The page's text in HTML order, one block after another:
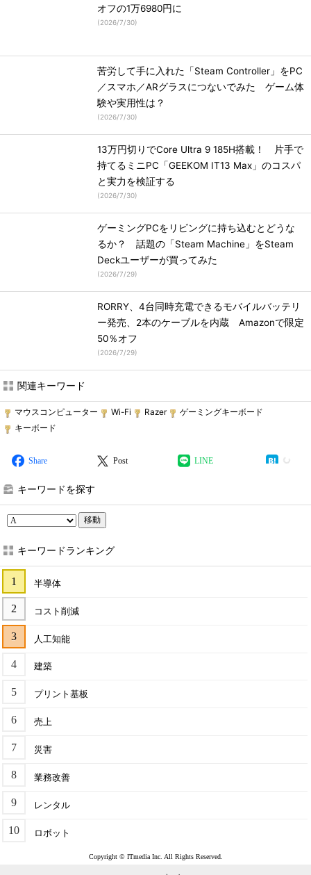
オフの1万6980円に
(2026/7/30)
苦労して手に入れた「Steam Controller」をPC
／スマホ／ARグラスにつないでみた ゲーム体
験や実用性は？
(2026/7/30)
13万円切りでCore Ultra 9 185H搭載！ 片手で
持てるミニPC「GEEKOM IT13 Max」のコスパ
と実力を検証する
(2026/7/30)
ゲーミングPCをリビングに持ち込むとどうな
るか？ 話題の「Steam Machine」をSteam
Deckユーザーが買ってみた
(2026/7/29)
RORRY、4台同時充電できるモバイルバッテリ
ー発売、2本のケーブルを内蔵 Amazonで限定
50％オフ
(2026/7/29)
関連キーワード
マウスコンピューター Wi-Fi Razer
ゲーミングキーボード
キーボード
Share Post LINE
キーワードを探す
移動
キーワードランキング
半導体
コスト削減
人工知能
建築
プリント基板
売上
災害
業務改善
レンタル
ロボット
Copyright © ITmedia Inc. All Rights Reserved.